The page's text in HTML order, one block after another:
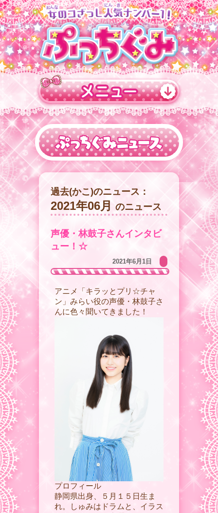
過去(かこ)のニュース：
2021年06月 のニュース
声優・林鼓子さんインタビ
ュー！☆
2021年6月1日
アニメ「キラッとプリ☆チャ
ン」みらい役の声優・林鼓子さ
んに色々聞いてきました！
プロフィール
静岡県出身、５月１５日生ま
れ。しゅみはドラムと、イラス